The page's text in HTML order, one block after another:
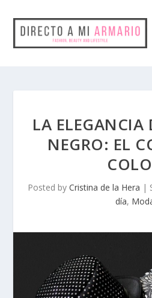
LA ELEGANCIA
NEGRO: EL
Posted by Cristina de la Hera |
día,